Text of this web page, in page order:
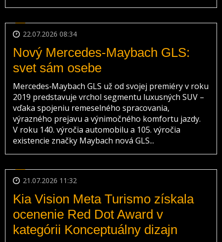
22.07.2026 08:34
Nový Mercedes-Maybach GLS:
svet sám osebe
Mercedes‑Maybach GLS už od svojej premiéry v roku
2019 predstavuje vrchol segmentu luxusných SUV –
vďaka spojeniu remeselného spracovania,
výrazného prejavu a výnimočného komfortu jazdy.
V roku 140. výročia automobilu a 105. výročia
existencie značky Maybach nová GLS...
21.07.2026 11:32
Kia Vision Meta Turismo získala
ocenenie Red Dot Award v
kategórii Konceptuálny dizajn